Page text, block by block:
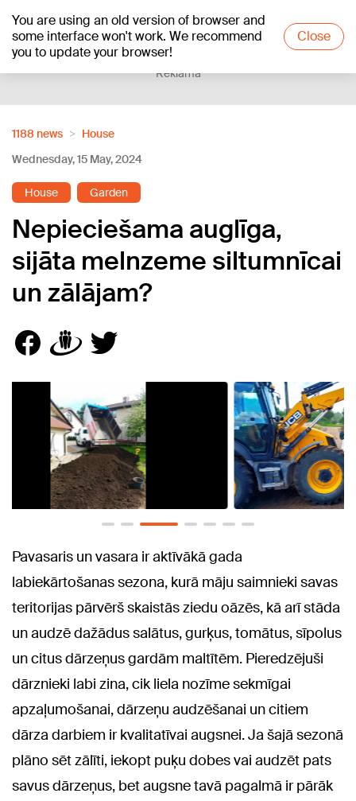
You are using an old version of browser and
some interface won't work. We recommend
you to update your browser!
Close
+17°C
Reklāma
1188 news
House
Wednesday, 15 May, 2024
House Garden
Nepieciešama auglīga,
sijāta melnzeme siltumnīcai
un zālājam?
Pavasaris un vasara ir aktīvākā gada
labiekārtošanas sezona, kurā māju saimnieki savas
teritorijas pārvērš skaistās ziedu oāzēs, kā arī stāda
un audzē dažādus salātus, gurķus, tomātus, sīpolus
un citus dārzeņus gardām maltītēm. Pieredzējuši
dārznieki labi zina, cik liela nozīme sekmīgai
apzaļumošanai, dārzeņu audzēšanai un citiem
dārza darbiem ir kvalitatīvai augsnei. Ja šajā sezonā
plāno sēt zālīti, iekopt puķu dobes vai audzēt pats
savus dārzeņus, bet augsne tavā pagalmā ir pārāk